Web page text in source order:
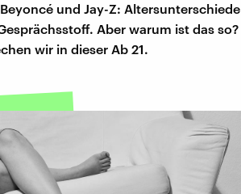
und Jay-Z: Altersunterschiede
Aber warum ist das so?
wir in dieser Ab 21.